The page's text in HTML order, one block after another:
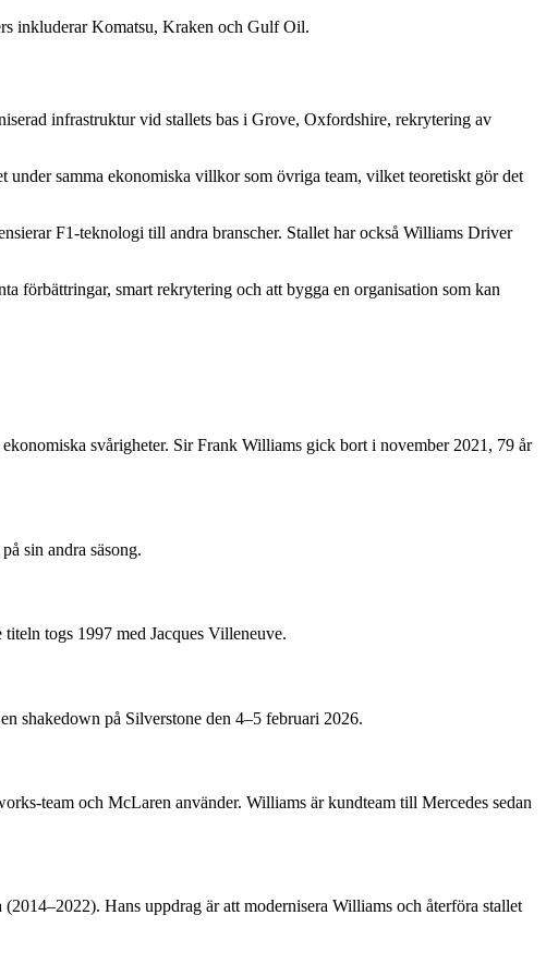
inkluderar Komatsu, Kraken och Gulf Oil.
infrastruktur vid stallets bas i Grove, Oxfordshire, rekrytering av
samma ekonomiska villkor som övriga team, vilket teoretiskt gör det
F1-teknologi till andra branscher. Stallet har också Williams Driver
förbättringar, smart rekrytering och att bygga en organisation som kan
svårigheter. Sir Frank Williams gick bort i november 2021, 79 år
sin andra säsong.
togs 1997 med Jacques Villeneuve.
shakedown på Silverstone den 4–5 februari 2026.
team och McLaren använder. Williams är kundteam till Mercedes sedan
Hans uppdrag är att modernisera Williams och återföra stallet